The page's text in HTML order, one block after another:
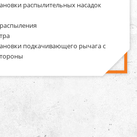
распылительных насадок
подкачивающего рычага с